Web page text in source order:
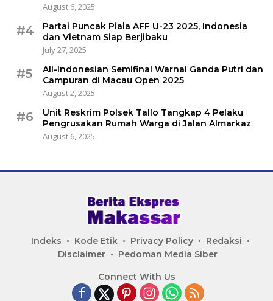
August 6, 2025
#4
Partai Puncak Piala AFF U-23 2025, Indonesia
dan Vietnam Siap Berjibaku
July 27, 2025
#5
All-Indonesian Semifinal Warnai Ganda Putri dan
Campuran di Macau Open 2025
August 2, 2025
#6
Unit Reskrim Polsek Tallo Tangkap 4 Pelaku
Pengrusakan Rumah Warga di Jalan Almarkaz
August 6, 2025
Indeks Kode Etik Privacy Policy
Redaksi
Disclaimer
Pedoman Media Siber
Connect With Us